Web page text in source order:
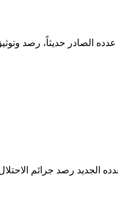
الصادر حديثاً، رصد
الجديد رصد جرائم